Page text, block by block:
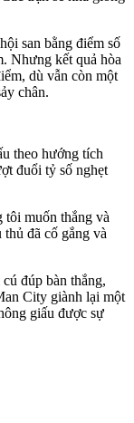
san bằng điểm số
Nhưng kết quả hòa
dù vẫn còn một
chân.
theo hướng tích
đuổi tỷ số nghẹt
tôi muốn thắng và
đã cố gắng và
đúp bàn thắng,
City giành lại một
giấu được sự